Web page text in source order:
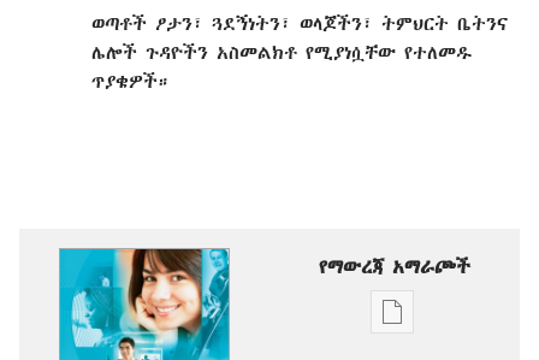
ወጣቶች ፆታን፣ ጓደኝነትን፣ ወላጆችን፣ ትምህርት ቤትንና
ሌሎች ጉዳዮችን አስመልክቶ የሚያነሷቸው የተለመዱ
ጥያቄዎች።
የማውረጃ አማራጮች
የሕትመት